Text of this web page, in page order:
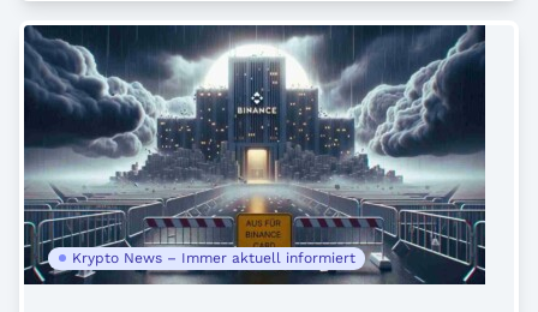
Krypto News – Immer aktuell informiert